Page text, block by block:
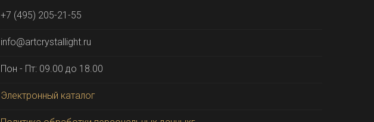
+7 (495) 205-21-55
info@artcrystallight.ru
Пон - Пт: 09.00 до 18.00
Электронный каталог